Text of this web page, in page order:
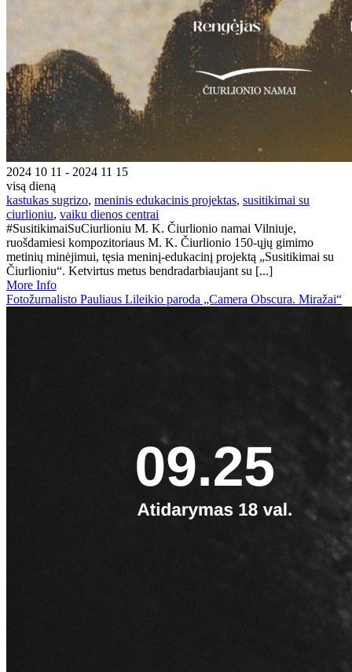
2024 10 11 - 2024 11 15
visą dieną
kastukas sugrizo, meninis edukacinis projektas, susitikimai su
ciurlioniu, vaiku dienos centrai
#SusitikimaiSuCiurlioniu M. K. Čiurlionio namai Vilniuje,
ruošdamiesi kompozitoriaus M. K. Čiurlionio 150-ųjų gimimo
metinių minėjimui, tęsia meninį-edukacinį projektą „Susitikimai su
Čiurlioniu“. Ketvirtus metus bendradarbiaujant su [...]
More Info
Fotožurnalisto Pauliaus Lileikio paroda „Camera Obscura. Miražai“